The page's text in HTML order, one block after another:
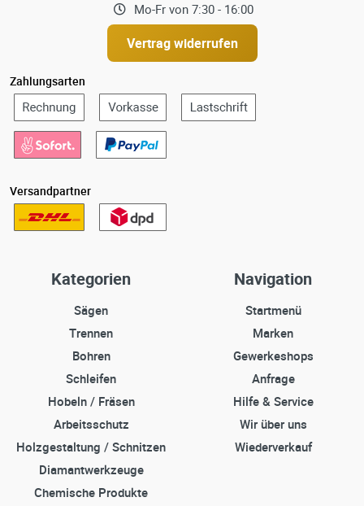
Mo-Fr von 7:30 - 16:00
Vertrag widerrufen
Zahlungsarten
Versandpartner
Kategorien
Sägen
Trennen
Bohren
Schleifen
Hobeln / Fräsen
Arbeitsschutz
Holzgestaltung / Schnitzen
Diamantwerkzeuge
Chemische Produkte
Navigation
Startmenü
Marken
Gewerkeshops
Anfrage
Hilfe & Service
Wir über uns
Wiederverkauf